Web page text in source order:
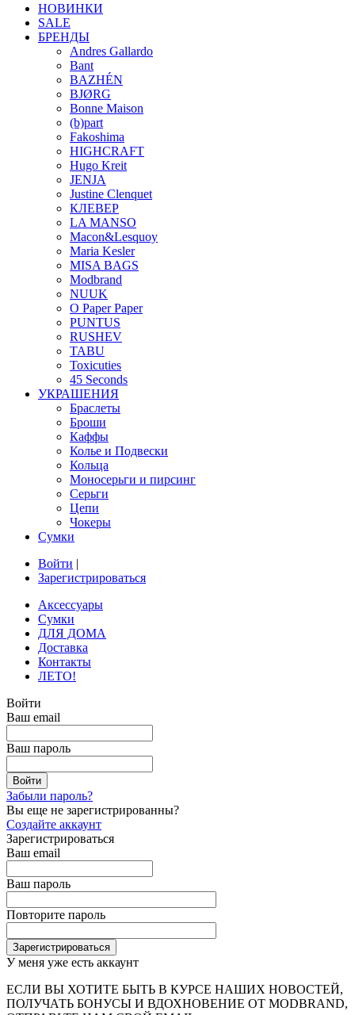
НОВИНКИ
SALE
БРЕНДЫ
Andres Gallardo
Bant
BAZHÉN
BJØRG
Bonne Maison
(b)part
Fakoshima
HIGHCRAFT
Hugo Kreit
JENJA
Justine Clenquet
КЛЕВЕР
LA MANSO
Macon&Lesquoy
Maria Kesler
MISA BAGS
Modbrand
NUUK
O Paper Paper
PUNTUS
RUSHEV
TABU
Toxicuties
45 Seconds
УКРАШЕНИЯ
Браслеты
Броши
Каффы
Колье и Подвески
Кольца
Моносерьги и пирсинг
Серьги
Цепи
Чокеры
Сумки
Войти |
Зарегистрироваться
Аксессуары
Сумки
ДЛЯ ДОМА
Доставка
Контакты
ЛЕТО!
Войти
Ваш email
Ваш пароль
Забыли пароль?
Вы еще не зарегистрированны?
Создайте аккаунт
Зарегистрироваться
Ваш email
Ваш пароль
Повторите пароль
У меня уже есть аккаунт
ЕСЛИ ВЫ ХОТИТЕ БЫТЬ В КУРСЕ НАШИХ НОВОСТЕЙ,
ПОЛУЧАТЬ БОНУСЫ И ВДОХНОВЕНИЕ ОТ MODBRAND,